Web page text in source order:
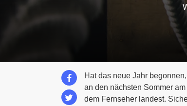
Hat das neue Jahr
an den nächsten Sommer
dem Fernseher landest.